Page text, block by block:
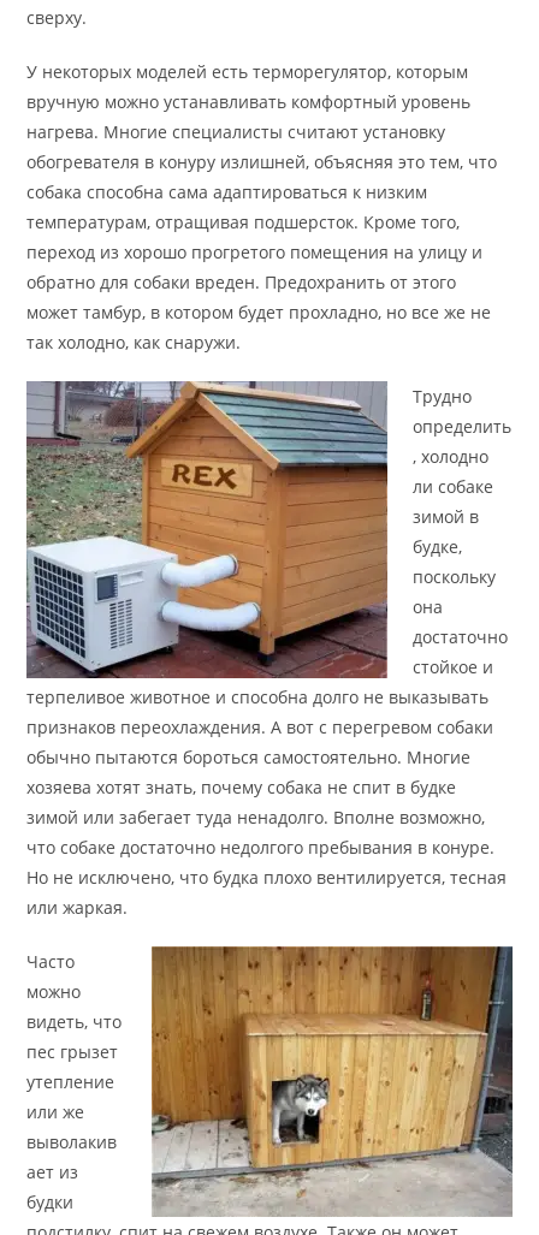
сверху.
У некоторых моделей есть терморегулятор, которым
вручную можно устанавливать комфортный уровень
нагрева. Многие специалисты считают установку
обогревателя в конуру излишней, объясняя это тем, что
собака способна сама адаптироваться к низким
температурам, отращивая подшерсток. Кроме того,
переход из хорошо прогретого помещения на улицу и
обратно для собаки вреден. Предохранить от этого
может тамбур, в котором будет прохладно, но все же не
так холодно, как снаружи.
Трудно
определить
, холодно
ли собаке
зимой в
будке,
поскольку
она
достаточно
стойкое и
терпеливое животное и способна долго не выказывать
признаков переохлаждения. А вот с перегревом собаки
обычно пытаются бороться самостоятельно. Многие
хозяева хотят знать, почему собака не спит в будке
зимой или забегает туда ненадолго. Вполне возможно,
что собаке достаточно недолгого пребывания в конуре.
Но не исключено, что будка плохо вентилируется, тесная
или жаркая.
Часто
можно
видеть, что
пес грызет
утепление
или же
выволакив
ает из
будки